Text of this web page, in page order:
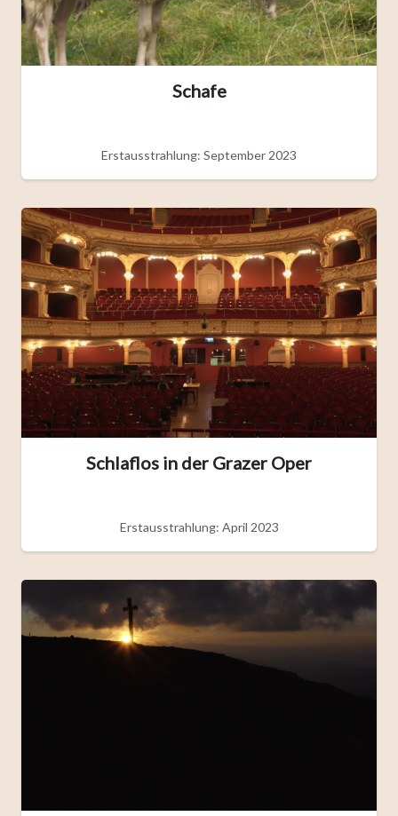
Schafe
Erstausstrahlung: September 2023
Schlaflos in der Grazer Oper
Erstausstrahlung: April 2023